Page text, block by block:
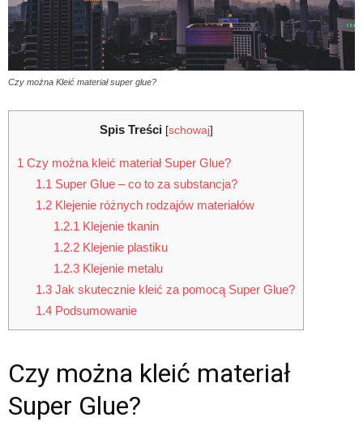
Czy można Kleić materiał super glue?
Spis Treści [schowaj]
1 Czy można kleić materiał Super Glue?
1.1 Super Glue – co to za substancja?
1.2Klejenie różnych rodzajów materiałów
1.2.1 Klejenie tkanin
1.2.2 Klejenie plastiku
1.2.3 Klejenie metalu
1.3Jak skutecznie kleić za pomocą Super Glue?
1.4Podsumowanie
Czy można kleić materiał
Super Glue?